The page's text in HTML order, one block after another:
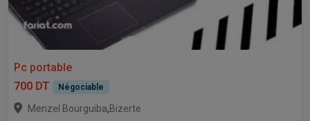
Pc portable
700 DT
Négociable
Menzel Bourguiba,Bizerte